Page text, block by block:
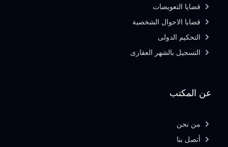
عن المكتب
من نحن
أتصل بنا
قضايا التعويضات
قضايا الاحوال الشخصية
التحكيم الدولى
التسجيل بالشهر العقارى